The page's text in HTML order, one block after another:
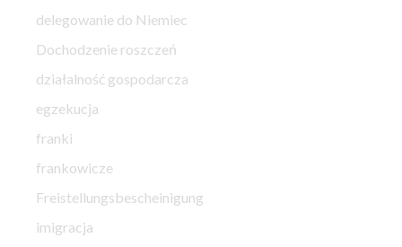
delegowanie do Niemiec
Dochodzenie roszczeń
działalność gospodarcza
egzekucja
franki
frankowicze
Freistellungsbescheinigung
imigracja